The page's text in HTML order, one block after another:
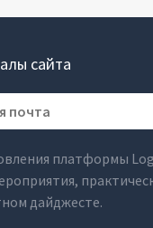
сайта
платформы
дайджесте.